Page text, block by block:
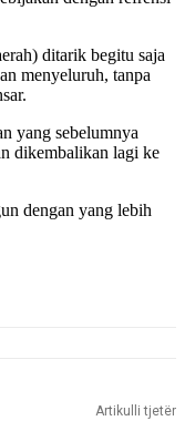
ditarik begitu saja
menyeluruh, tanpa
yang sebelumnya
dikembalikan lagi ke
dengan yang lebih
Artikulli tjetër